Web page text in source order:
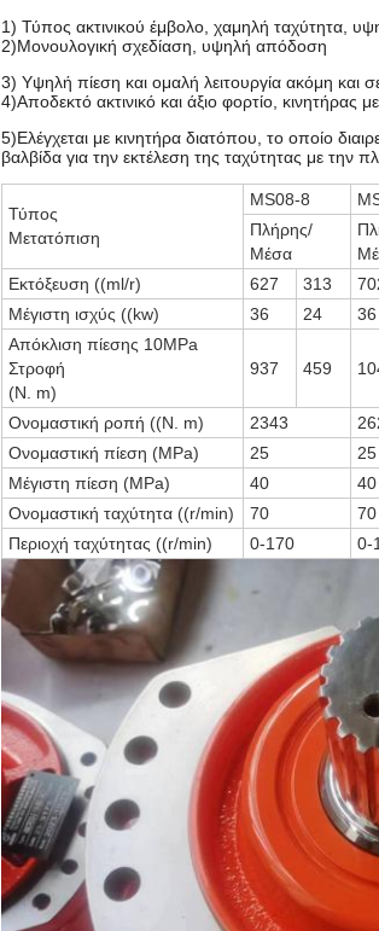
1) Τύπος ακτινικού έμβολο, χαμηλή ταχύτητα,
2)Μονουλογική σχεδίαση, υψηλή απόδοση
3) Υψηλή πίεση και ομαλή λειτουργία ακόμη και
4)Αποδεκτό ακτινικό και άξιο φορτίο, κινητήρας
5)Ελέγχεται με κινητήρα διατόπου, το οποίο
βαλβίδα για την εκτέλεση της ταχύτητας με την
Τύπος
Μετατόπιση
MS08-8
Πλήρης/
Μέσα
Εκτόξευση ((ml/r)
627 313
Μέγιστη ισχύς ((kw)
36 24 36
Απόκλιση πίεσης 10MPa
Στροφή
(N. m)
937 459
Ονομαστική ροπή ((N. m) 2343
Ονομαστική πίεση (MPa)
25 25
Μέγιστη πίεση (MPa)
40 40
Ονομαστική ταχύτητα ((r/min)
70 70
Περιοχή ταχύτητας ((r/min)
0-170 0-